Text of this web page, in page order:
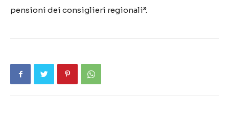
pensioni dei consiglieri regionali”.